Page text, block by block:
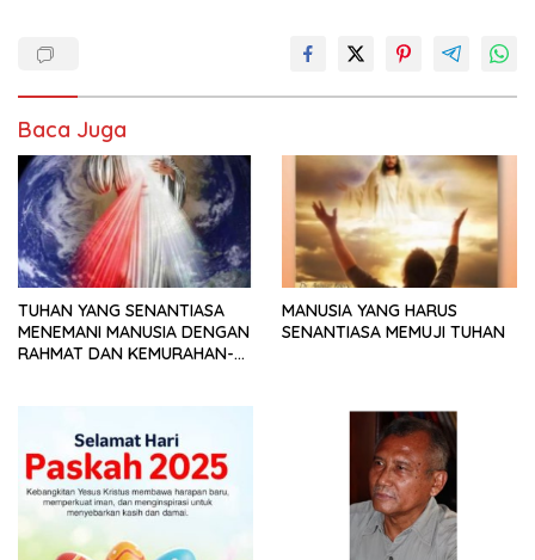
Baca Juga
TUHAN YANG SENANTIASA
MENEMANI MANUSIA DENGAN
RAHMAT DAN KEMURAHAN-
MANUSIA YANG HARUS
SENANTIASA MEMUJI TUHAN